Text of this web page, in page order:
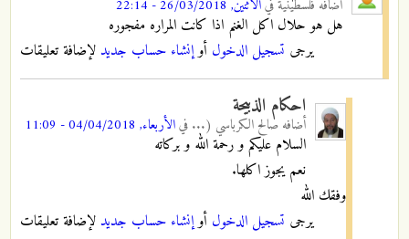
أضافه فلسطينيةفيالاثنين, 26/03/2018 - 22:14
هل هو حلال اكل الغنم اذا كانت المراره مفجوره
يرجى تسجيل الدخول أوإنشاء حساب جديد لإضافة تعليقات
احكام الذبيحة
أضافه صالح الكرباسي (... فيالأربعاء, 04/04/2018 - 11:09
السلام عليكم و رحمة الله و بركاته
نعم يجوز اكلها.
وفقك الله
يرجى تسجيل الدخول أوإنشاء حساب جديد لإضافة تعليقات